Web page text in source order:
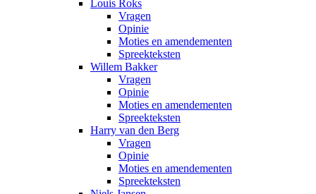
Louis Roks
Vragen
Opinie
Moties en amendementen
Spreekteksten
Willem Bakker
Vragen
Opinie
Moties en amendementen
Spreekteksten
Harry van den Berg
Vragen
Opinie
Moties en amendementen
Spreekteksten